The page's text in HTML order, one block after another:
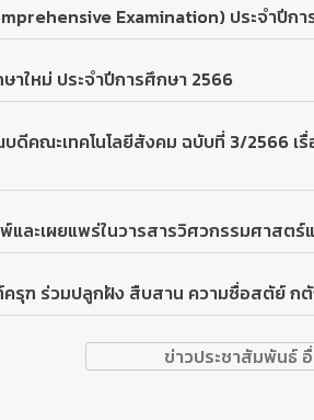
Examination) ประจำปีก
าใหม่ ประจำปีการศึกษา 2566
ดีคณะเทคโนโลยีสังคม ฉบับที่ 3/2566
ะเผยแพร่ในวารสารวิศวกรรมศาสตร์
รุฑ ร่วมปลูกฝัง สืบสาน ความซื่อสตัย์ ก
ข่าวประชาสัมพันธ์